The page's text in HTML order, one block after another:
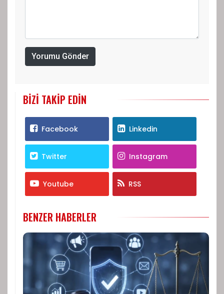
Yorumu Gönder
BIZI TAKIP EDIN
Facebook Linkedin
Twitter Instagram
Youtube RSS
BENZER HABERLER